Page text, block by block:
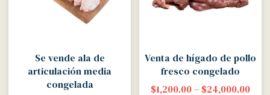
Se vende ala de
articulación media
congelada
Venta de hígado de pollo
fresco congelado
$1,200.00– $24,000.00